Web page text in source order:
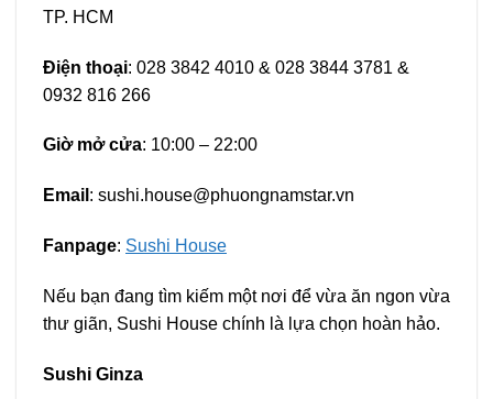
TP. HCM
Điện thoại: 028 3842 4010 & 028 3844 3781 &
0932 816 266
Giờ mở cửa: 10:00 – 22:00
Email : sushi.house@phuongnamstar.vn
Fanpage: Sushi House
Nếu bạn đang tìm kiếm một nơi để vừa ăn ngon vừa
thư giãn, Sushi House chính là lựa chọn hoàn hảo.
Sushi Ginza